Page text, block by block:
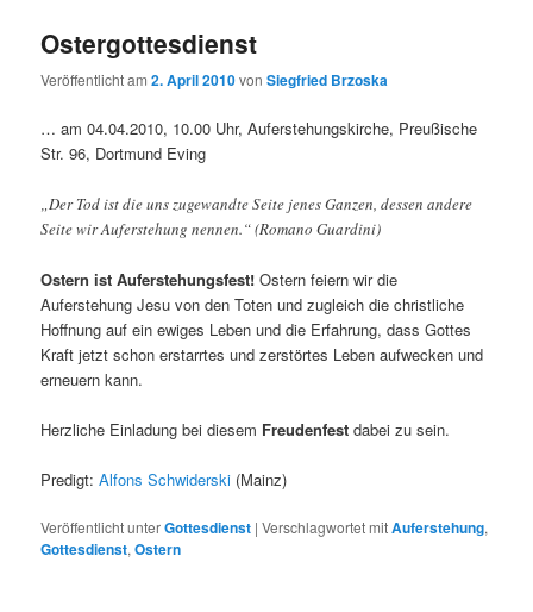
Ostergottesdienst
Veröffentlicht am2. April 2010vonSiegfried Brzoska
… am 04.04.2010, 10.00 Uhr, Auferstehungskirche, Preußische
Str. 96, Dortmund Eving
„Der Tod ist die uns zugewandte Seite jenes Ganzen, dessen andere
Seite wir Auferstehung nennen.“ (Romano Guardini)
Ostern ist Auferstehungsfest! Ostern feiern wir die
Auferstehung Jesu von den Toten und zugleich die christliche
Hoffnung auf ein ewiges Leben und die Erfahrung, dass Gottes
Kraft jetzt schon erstarrtes und zerstörtes Leben aufwecken und
erneuern kann.
Herzliche Einladung bei diesem Freudenfest dabei zu sein.
Predigt:Alfons Schwiderski (Mainz)
Veröffentlicht unterGottesdienst |Verschlagwortet mitAuferstehung,
Gottesdienst,Ostern